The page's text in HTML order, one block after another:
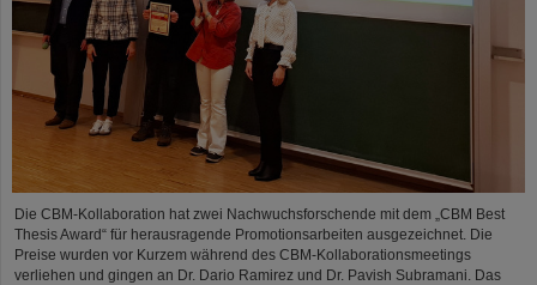
Die CBM-Kollaboration hat zwei Nachwuchsforschende mit dem „CBM Best
Thesis Award“ für herausragende Promotionsarbeiten ausgezeichnet. Die
Preise wurden vor Kurzem während des CBM-Kollaborationsmeetings
verliehen und gingen an Dr. Dario Ramirez und Dr. Pavish Subramani. Das